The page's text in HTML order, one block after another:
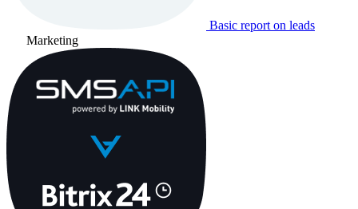
Basic report on leads
Marketing